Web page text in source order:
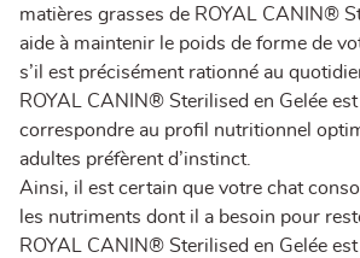
matières grasses de ROYAL CANIN®
aide à maintenir le poids de forme de
s’il est précisément rationné au
ROYAL CANIN® Sterilised en Gelée
correspondre au profil nutritionnel
adultes préfèrent d’instinct.
Ainsi, il est certain que votre chat
les nutriments dont il a besoin pour
ROYAL CANIN® Sterilised en Gelée